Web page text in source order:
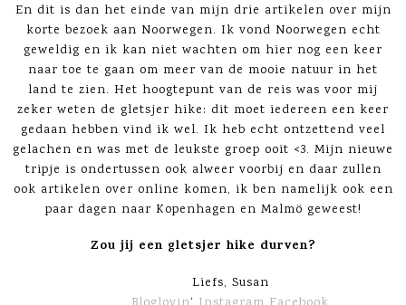
En dit is dan het einde van mijn drie artikelen over mijn
korte bezoek aan Noorwegen. Ik vond Noorwegen echt
geweldig en ik kan niet wachten om hier nog een keer
naar toe te gaan om meer van de mooie natuur in het
land te zien. Het hoogtepunt van de reis was voor mij
zeker weten de gletsjer hike: dit moet iedereen een keer
gedaan hebben vind ik wel. Ik heb echt ontzettend veel
gelachen en was met de leukste groep ooit <3. Mijn nieuwe
tripje is ondertussen ook alweer voorbij en daar zullen
ook artikelen over online komen, ik ben namelijk ook een
paar dagen naar Kopenhagen en Malmö geweest!
Zou jij een gletsjer hike durven?
Liefs, Susan